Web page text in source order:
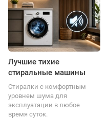
Лучшие тихие
стиральные машины
Стиралки с комфортным
уровнем шума для
эксплуатации в любое
время суток.